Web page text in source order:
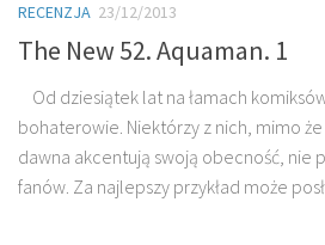
RECENZJA 23/12/2013
The New 52. Aquaman. 1
Od dziesiątek lat na łamach
bohaterowie. Niektórzy z nich, mimo
dawna akcentują swoją obecność, nie
fanów. Za najlepszy przykład może